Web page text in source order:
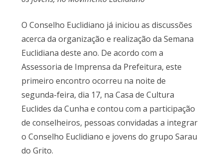
O Conselho Euclidiano já iniciou as discussões
acerca da organização e realização da Semana
Euclidiana deste ano. De acordo com a
Assessoria de Imprensa da Prefeitura, este
primeiro encontro ocorreu na noite de
segunda-feira, dia 17, na Casa de Cultura
Euclides da Cunha e contou com a participação
de conselheiros, pessoas convidadas a integrar
o Conselho Euclidiano e jovens do grupo Sarau
do Grito.